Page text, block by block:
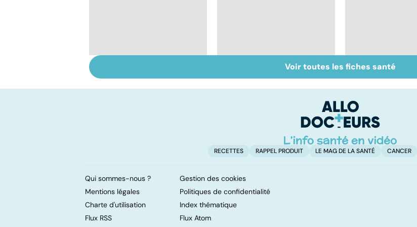
l'épuisement
Faire du sport à
domicile, c'est facile !
Vivre après un
cancer
Voir toutes les fiches santé
RECETTES RAPPEL PRODUIT LE MAG DE LA SANTÉ CANCER
Qui sommes-nous ?
Gestion des cookies
Mentions légales
Politiques de confidentialité
Charte d'utilisation
Index thématique
Flux RSS
Flux Atom